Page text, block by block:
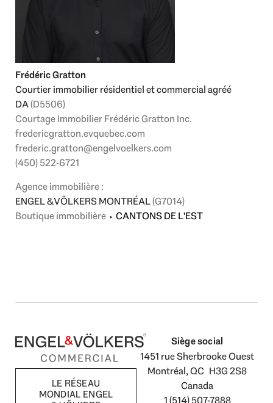
Frédéric Gratton
Courtier immobilier résidentiel et commercial agréé
DA(D5506)
Courtage Immobilier Frédéric Gratton Inc.
fredericgratton.evquebec.com
frederic.gratton@engelvoelkers.com
(450) 522-6721
Agence immobilière :
ENGEL & VÖLKERS MONTRÉAL(G7014)
Boutique immobilière ⬩ CANTONS DE L'EST
LE RÉSEAU
MONDIAL ENGEL
Siège social
1451 rue Sherbrooke Ouest
Montréal, QC H3G 2S8
Canada
1 (514) 507-7888